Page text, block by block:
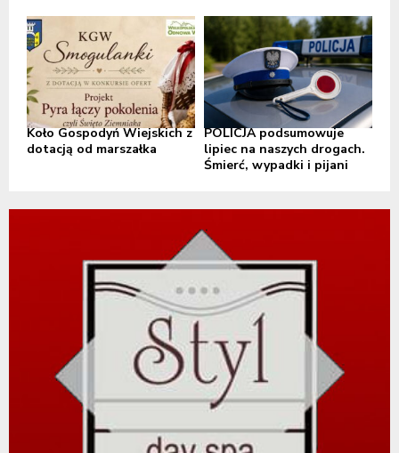
Koło Gospodyń Wiejskich z
dotacją od marszałka
POLICJA podsumowuje
lipiec na naszych drogach.
Śmierć, wypadki i pijani